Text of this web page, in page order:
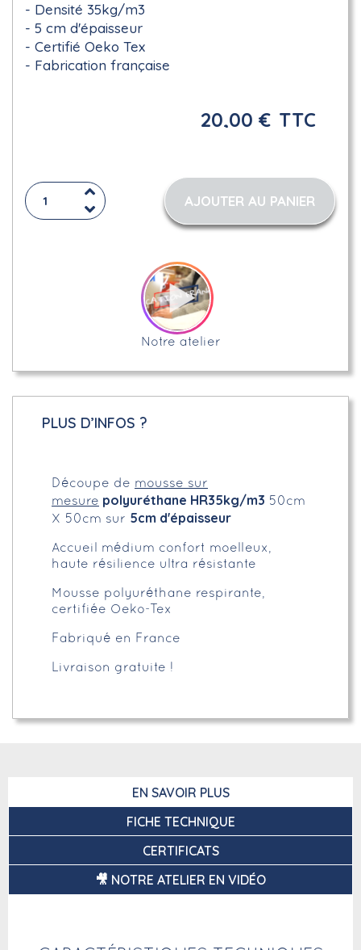
Densité 35kg/m3
5 cm d'épaisseur
Certifié Oeko Tex
Fabrication française
20,00 € TTC
AJOUTER AU PANIER
Notre atelier
PLUS D’INFOS ?
Découpe de mousse sur
mesure polyuréthane HR35kg/m3 50cm
X 50cm sur 5cm d'épaisseur
Accueil médium confort moelleux,
haute résilience ultra résistante
Mousse polyuréthane respirante,
certifiée Oeko-Tex
Fabriqué en France
Livraison gratuite !
EN SAVOIR PLUS
FICHE TECHNIQUE
CERTIFICATS
🎥 NOTRE ATELIER EN VIDÉO